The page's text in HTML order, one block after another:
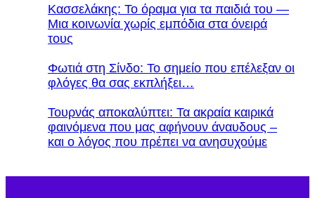
Κασσελάκης: Το όραμα για τα παιδιά του —
Μια κοινωνία χωρίς εμπόδια στα όνειρά
τους
Φωτιά στη Σίνδο: Το σημείο που επέλεξαν οι
φλόγες θα σας εκπλήξει…
Τουρνάς αποκαλύπτει: Τα ακραία καιρικά
φαινόμενα που μας αφήνουν άναυδους –
και ο λόγος που πρέπει να ανησυχούμε